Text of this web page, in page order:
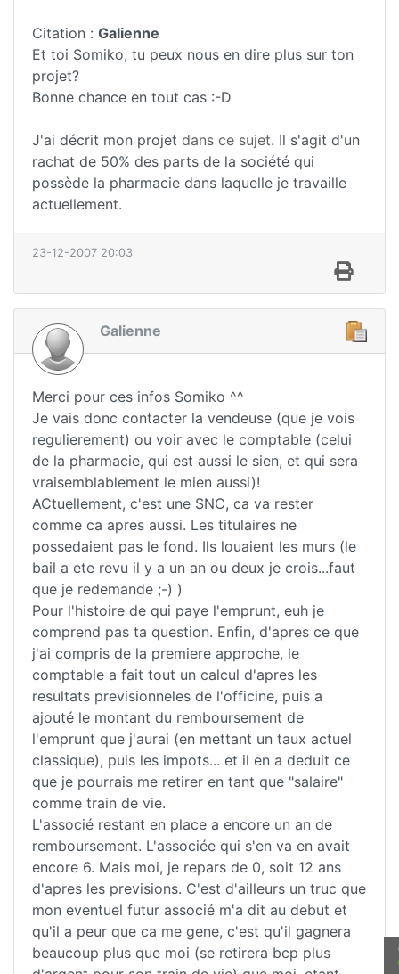
Citation : Galienne
Et toi Somiko, tu peux nous en dire plus sur ton
projet?
Bonne chance en tout cas :-D
J'ai décrit mon projet dans ce sujet. Il s'agit d'un
rachat de 50% des parts de la société qui
possède la pharmacie dans laquelle je travaille
actuellement.
23-12-2007 20:03
Galienne
Merci pour ces infos Somiko ^^
Je vais donc contacter la vendeuse (que je vois
regulierement) ou voir avec le comptable (celui
de la pharmacie, qui est aussi le sien, et qui sera
vraisemblablement le mien aussi)!
ACtuellement, c'est une SNC, ca va rester
comme ca apres aussi. Les titulaires ne
possedaient pas le fond. Ils louaient les murs (le
bail a ete revu il y a un an ou deux je crois...faut
que je redemande ;-) )
Pour l'histoire de qui paye l'emprunt, euh je
comprend pas ta question. Enfin, d'apres ce que
j'ai compris de la premiere approche, le
comptable a fait tout un calcul d'apres les
resultats previsionneles de l'officine, puis a
ajouté le montant du remboursement de
l'emprunt que j'aurai (en mettant un taux actuel
classique), puis les impots... et il en a deduit ce
que je pourrais me retirer en tant que "salaire"
comme train de vie.
L'associé restant en place a encore un an de
remboursement. L'associée qui s'en va en avait
encore 6. Mais moi, je repars de 0, soit 12 ans
d'apres les previsions. C'est d'ailleurs un truc que
mon eventuel futur associé m'a dit au debut et
qu'il a peur que ca me gene, c'est qu'il gagnera
beaucoup plus que moi (se retirera bcp plus